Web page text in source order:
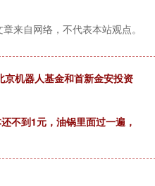
来自网络，不代表本站观点。
机器人基金和首新金安投资
不到1元，油锅里面过一遍，